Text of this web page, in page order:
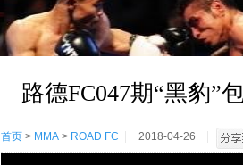
路德FC047期“黑豹”
首页 > MMA > ROAD FC 2018-04-26